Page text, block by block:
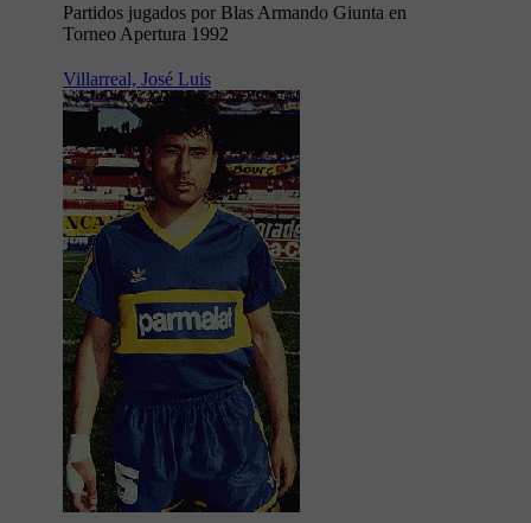
Partidos jugados por Blas Armando Giunta en
Torneo Apertura 1992
Villarreal, José Luis